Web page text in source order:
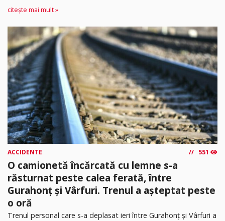
citește mai mult »
ACCIDENTE 551
O camionetă încărcată cu lemne s-a
răsturnat peste calea ferată, între
Gurahonț și Vârfuri. Trenul a așteptat peste
o oră
Trenul personal care s-a deplasat ieri între Gurahonț și Vârfuri a